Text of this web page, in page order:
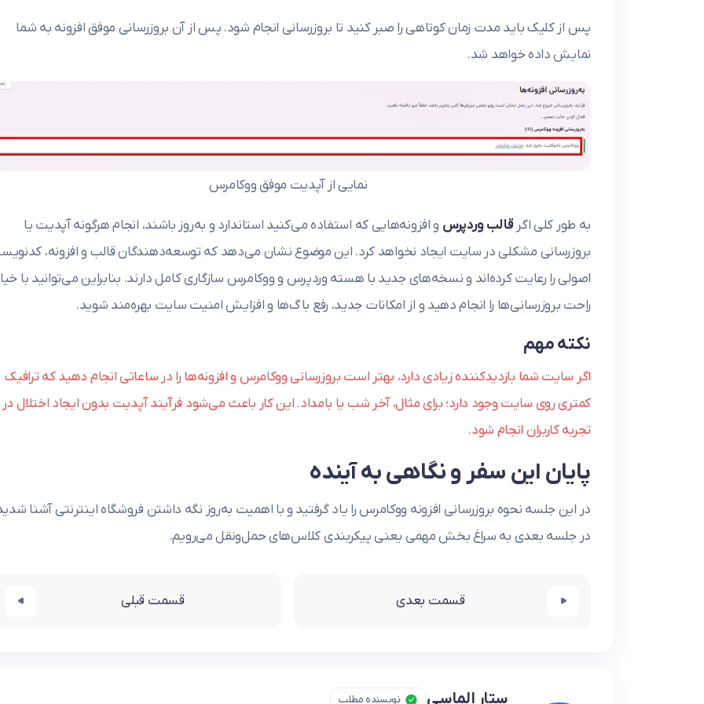
پس از کلیک باید مدت زمان کوتاهی را صبر کنید تا بروزرسانی انجام شود. پس از آن بروزرسانی موفق افزونه به شما
نمایش داده خواهد شد.
نمایی از آپدیت موفق ووکامرس
به طور کلی اگرقالب وردپرس و افزونه‌هایی که استفاده می‌کنید استاندارد و به‌روز باشند، انجام هرگونه آپدیت یا
بروزرسانی مشکلی در سایت ایجاد نخواهد کرد. این موضوع نشان می‌دهد که توسعه‌دهندگان قالب و افزونه،
اصولی را رعایت کرده‌اند و نسخه‌های جدید با هسته وردپرس و ووکامرس سازگاری کامل دارند. بنابراین می‌توانید با
راحت بروزرسانی‌ها را انجام دهید و از امکانات جدید، رفع باگ‌ها و افزایش امنیت سایت بهره‌مند شوید.
نکته مهم
اگر سایت شما بازدیدکننده زیادی دارد، بهتر است بروزرسانی ووکامرس و افزونه‌ها را در ساعاتی انجام دهید که ترافیک
کمتری روی سایت وجود دارد؛ برای مثال، آخر شب یا بامداد. این کار باعث می‌شود فرآیند آپدیت بدون ایجاد اختلال در
تجربه کاربران انجام شود.
پایان این سفر و نگاهی به آینده
در این جلسه نحوه بروزرسانی افزونه ووکامرس را یاد گرفتید و با اهمیت به‌روز نگه داشتن فروشگاه اینترنتی آشنا
در جلسه بعدی به سراغ بخش مهمی یعنی پیکربندی کلاس‌های حمل‌ونقل می‌رویم.
قسمت بعدی قسمت قبلی
ستار الماسی نویسنده مطلب